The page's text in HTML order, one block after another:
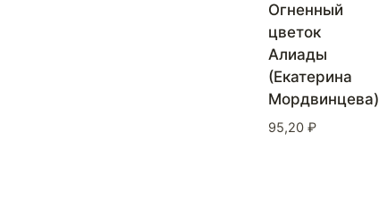
Огненный
цветок
Алиады
(Екатерина
Мордвинцева)
95,20 ₽